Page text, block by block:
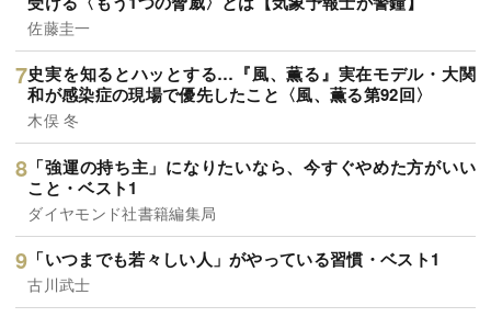
佐藤圭一
史実を知るとハッとする…『風、薫る』実在モデル・大関
和が感染症の現場で優先したこと〈風、薫る第92回〉
木俣 冬
「強運の持ち主」になりたいなら、今すぐやめた方がいい
こと・ベスト1
ダイヤモンド社書籍編集局
「いつまでも若々しい人」がやっている習慣・ベスト1
古川武士